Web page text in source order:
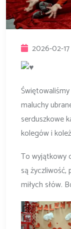
2026-02-17
maluchy
serduszkowe
kolegów i
To wyjątkowy
są życzliwość,
miłych słów.